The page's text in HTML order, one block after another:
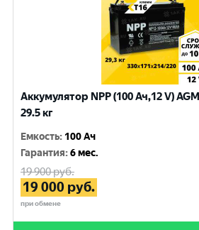
Аккумулятор NPP (100 Ач,12 V)
29.5 кг
Емкость: 100 Ач
Гарантия:6 мес.
19 900руб.
19 000 руб.
при обмене